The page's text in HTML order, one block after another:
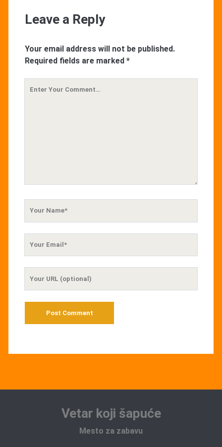
Leave a Reply
Your email address will not be published.
Required fields are marked *
Vetar koji šapuće
Mesto za zabavu